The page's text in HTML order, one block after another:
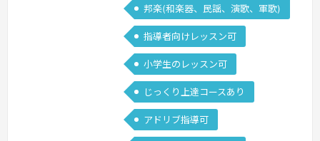
受け持っていたため、初心者〜経験者問
わずレッスン可能です。カラオケの点数
底上げも得意です。続きを見る »
邦楽(和楽器、民謡、演歌、軍歌)
指導者向けレッスン可
小学生のレッスン可
じっくり上達コースあり
アドリブ指導可